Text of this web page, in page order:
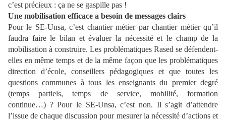
c’est précieux : ça ne se gaspille pas !
Une mobilisation efficace a besoin de messages clairs
Pour le SE-Unsa, c’est chantier métier par chantier métier qu’il
faudra faire le bilan et évaluer la nécessité et le champ de la
mobilisation à construire. Les problématiques Rased se défendent-
elles en même temps et de la même façon que les problématiques
direction d’école, conseillers pédagogiques et que toutes les
questions communes à tous les enseignants du premier degré
(temps partiels, temps de service, mobilité, formation
continue…) ? Pour le SE-Unsa, c’est non. Il s’agit d’attendre
l’issue de chaque discussion pour mesurer la nécessité d’actions et